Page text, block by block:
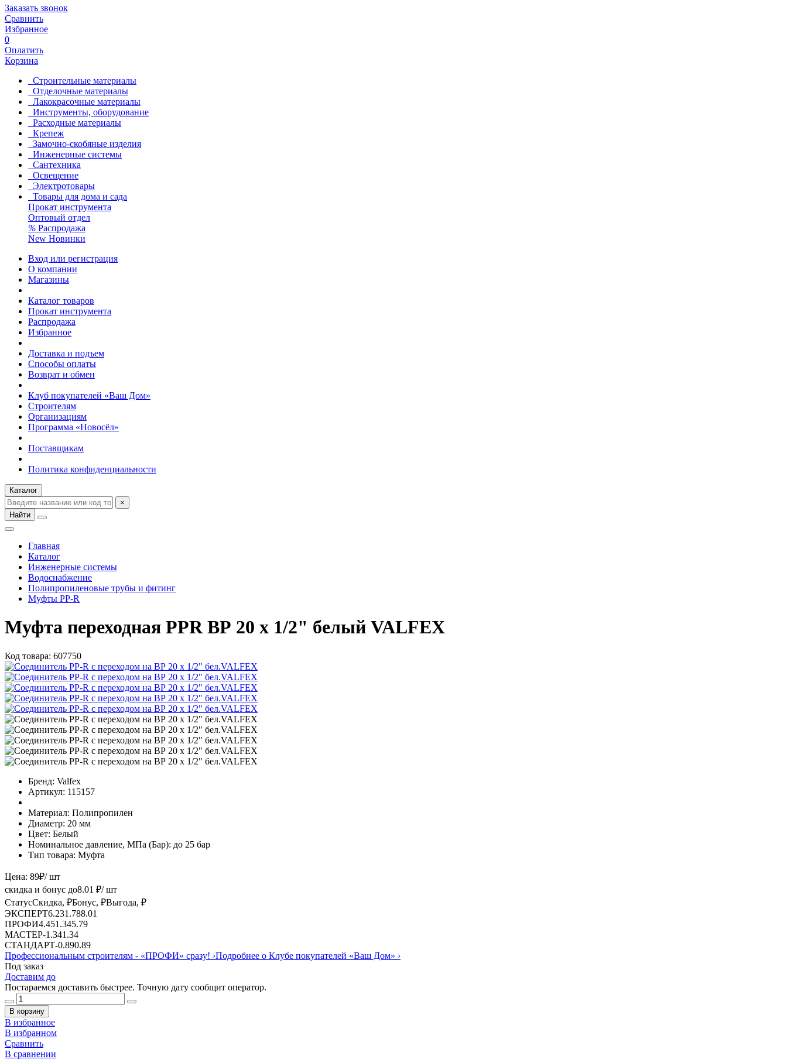
Заказать звонок
Сравнить
Избранное
0
Оплатить
Корзина
Строительные материалы
Отделочные материалы
Лакокрасочные материалы
Инструменты, оборудование
Расходные материалы
Крепеж
Замочно-скобяные изделия
Инженерные системы
Сантехника
Освещение
Электротовары
Товары для дома и сада
Прокат инструмента
Оптовый отдел
% Распродажа
New Новинки
Вход или регистрация
О компании
Магазины
Каталог товаров
Прокат инструмента
Распродажа
Избранное
Доставка и подъем
Способы оплаты
Возврат и обмен
Клуб покупателей «Ваш Дом»
Строителям
Организациям
Программа «Новосёл»
Поставщикам
Политика конфиденциальности
Каталог
×
Найти
Главная
Каталог
Инженерные системы
Водоснабжение
Полипропиленовые трубы и фитинг
Муфты PP-R
Муфта переходная PPR ВР 20 х 1/2" белый VALFEX
Код товара: 607750
Бренд: Valfex
Артикул: 115157
Материал: Полипропилен
Диаметр: 20 мм
Цвет: Белый
Номинальное давление, МПа (Бар): до 25 бар
Тип товара: Муфта
Цена: 89₽/ шт
скидка и бонус до8.01 ₽/ шт
СтатусСкидка, ₽Бонус, ₽Выгода, ₽
ЭКСПЕРТ6.231.788.01
ПРОФИ4.451.345.79
МАСТЕР-1.341.34
СТАНДАРТ-0.890.89
Профессиональным строителям - «ПРОФИ» сразу! ›Подробнее о Клубе покупателей «Ваш Дом» ›
Под заказ
Доставим до
Постараемся доставить быстрее. Точную дату сообщит оператор.
В корзину
В избранное
В избранном
Сравнить
В сравнении